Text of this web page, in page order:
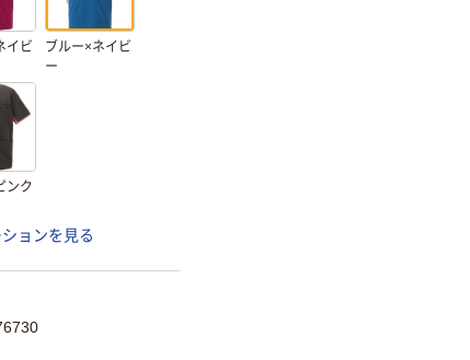
イビ
ブルー×ネイビ
ー
ンク
ョンを見る